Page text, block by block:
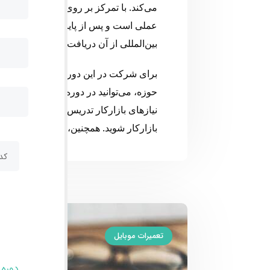
می‌کند. با تمرکز بر روی تعویض هارد و
عملی است و پس از پایان آن،
بین‌المللی از آن دریافت می‌کنند.
برای شرکت در این دوره، توانایی
حوزه، می‌توانید در دوره‌های حضوری یا
نیازهای بازارکار تدریس می‌شوند و پس
بازارکار شوید. همچنین، پشتیبانی
تعمیرات موبایل